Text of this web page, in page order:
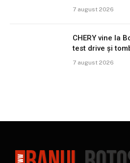
7 august 2026
CHERY vine la
test drive și
7 august 2026